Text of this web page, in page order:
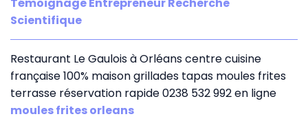
Scientifique
Restaurant Le Gaulois à Orléans centre cuisine
française 100% maison grillades tapas moules frites
terrasse réservation rapide 0238 532 992 en ligne
moules frites orleans